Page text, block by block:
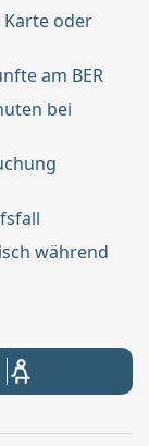
Karte oder
am BER
bei
während
WLAN
Kindersitz